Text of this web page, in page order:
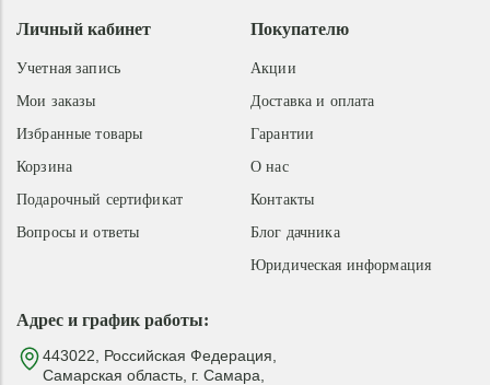
Адрес и график работы:
443022, Российская Федерация,
Самарская область, г. Самара,
Покупателю
Акции
Доставка и оплата
Гарантии
О нас
Контакты
Блог дачника
Юридическая информация
Личный кабинет
Учетная запись
Мои заказы
Избранные товары
Корзина
Подарочный сертификат
Вопросы и ответы